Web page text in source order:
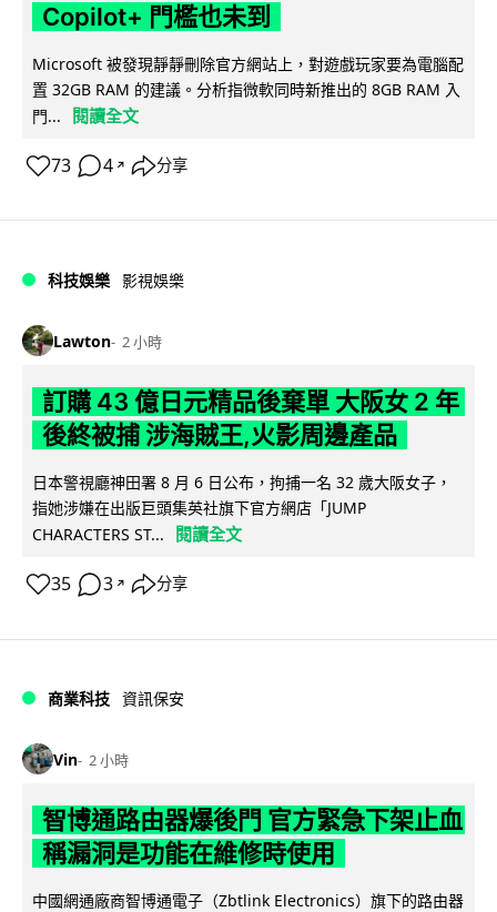
Copilot+ 門檻也未到
Microsoft 被發現靜靜刪除官方網站上，對遊戲玩家要為電腦配
置 32GB RAM 的建議。分析指微軟同時新推出的 8GB RAM 入
門...
閱讀全文
73 4 ↗ 分享
科技娛樂 影視娛樂
Lawton 2 小時
訂購 43 億日元精品後棄單 大阪女 2 年
後終被捕 涉海賊王,火影周邊產品
日本警視廳神田署 8 月 6 日公布，拘捕一名 32 歲大阪女子，
指她涉嫌在出版巨頭集英社旗下官方網店「JUMP
CHARACTERS ST...
閱讀全文
35 3 ↗ 分享
商業科技 資訊保安
Vin 2 小時
智博通路由器爆後門 官方緊急下架止血
稱漏洞是功能在維修時使用
中國網通廠商智博通電子（Zbtlink Electronics）旗下的路由器